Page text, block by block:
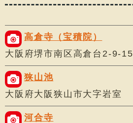
高倉寺（宝積院）
大阪府堺市南区高倉台2-9-15
狭山池
大阪府大阪狭山市大字岩室
河合寺